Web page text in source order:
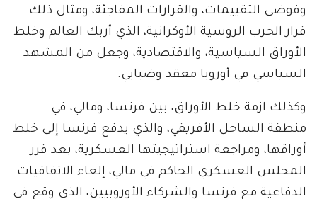
وفوضى التقييمات، والقرارات المفاجئة، ومثال ذلك
قرار الحرب الروسية الأوكرانية، الذي أربك العالم وخلط
الأوراق السياسية، والاقتصادية، وجعل من المشهد
السياسي في أوروبا معقد وضبابي.
وكذلك ازمة خلط الأوراق، بين فرنسا، ومالي، في
منطقة الساحل الأفريقي، والذي يدفع فرنسا إلى خلط
أوراقها، ومراجعة استراتيجيتها العسكرية، بعد قرر
المجلس العسكري الحاكم في مالي، إلغاء الاتفاقيات
الدفاعية مع فرنسا والشركاء الأوروبيين، الذي وقع في